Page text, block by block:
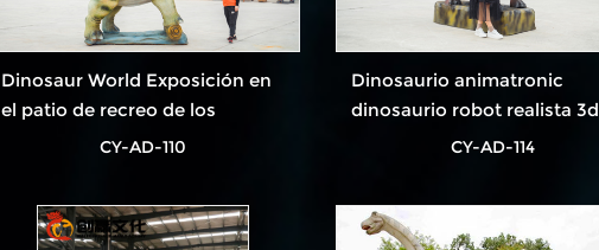
Dinosaur World Exposición en
el patio de recreo de los
dinosaurios Dinosaurio
CY-AD-110
Dinosaurio animatronic
dinosaurio robot realista 3d
CY-AD-114